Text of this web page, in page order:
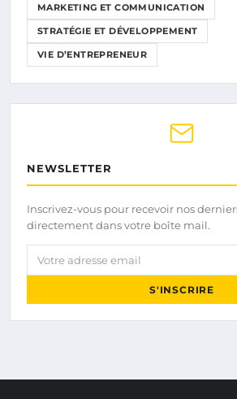
MARKETING ET COMMUNICATION
STRATÉGIE ET DÉVELOPPEMENT
VIE D’ENTREPRENEUR
NEWSLETTER
Inscrivez-vous pour recevoir nos
directement dans votre boîte mail.
Votre adresse email
S'INSCRIRE